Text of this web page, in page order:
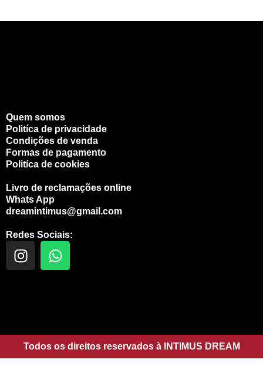
Quem somos
Politíca de privacidade
Condições de venda
Formas de pagamento
Politíca de cookies
Livro de reclamações online
Whats App
dreamintimus@gmail.com
Redes Sociais:
I
n
r
a
W
h
p
p
Todos os direitos reservados à INTIMUS DREAM